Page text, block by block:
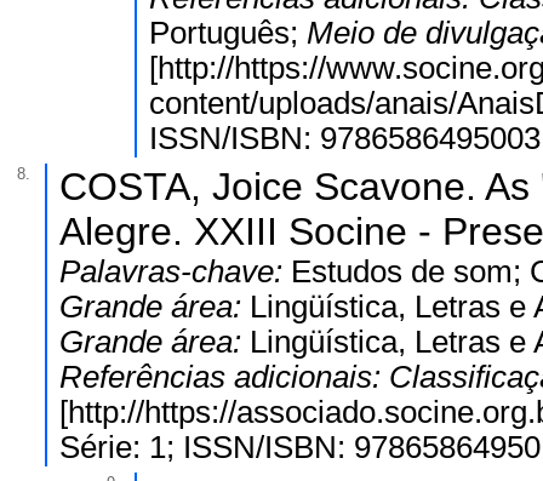
Português; Meio de
[http://https://
content/uploads/anais/
ISSN/ISBN:
8.
COSTA, Joice Scavone.
Alegre. XXIII Socine -
Palavras-chave: Estudos de som;
Grande área: Lingüística, Letras e
Grande área: Lingüística, Letras e
Referências adicionais:
[http://https://
Série: 1; ISSN/ISBN: